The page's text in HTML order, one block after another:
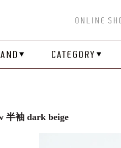
半袖 dark beige